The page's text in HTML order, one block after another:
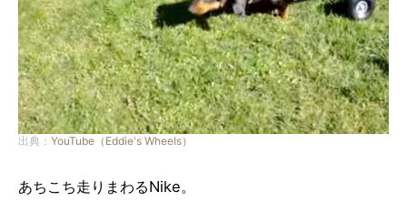
出典： YouTube（Eddie's Wheels）
あちこち走りまわるNike。